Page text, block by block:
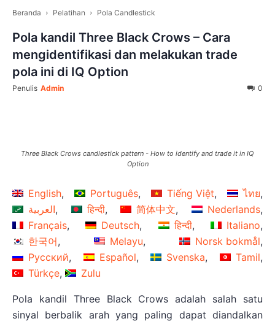
Beranda Pelatihan Pola Candlestick
Pola kandil Three Black Crows – Cara
mengidentifikasi dan melakukan trade
pola ini di IQ Option
Penulis Admin 0
Three Black Crows candlestick pattern - How to identify and trade it in IQ
Option
English Português Tiếng Việt
ไทย
العربية
हिन्दी 简体中文
Nederlands
Français
Deutsch हिन्दी
Italiano
한국어
Melayu
Norsk bokmål
Русский
Español Svenska
Tamil
Türkçe
Zulu
Pola kandil Three Black Crows adalah salah satu
sinyal berbalik arah yang paling dapat diandalkan